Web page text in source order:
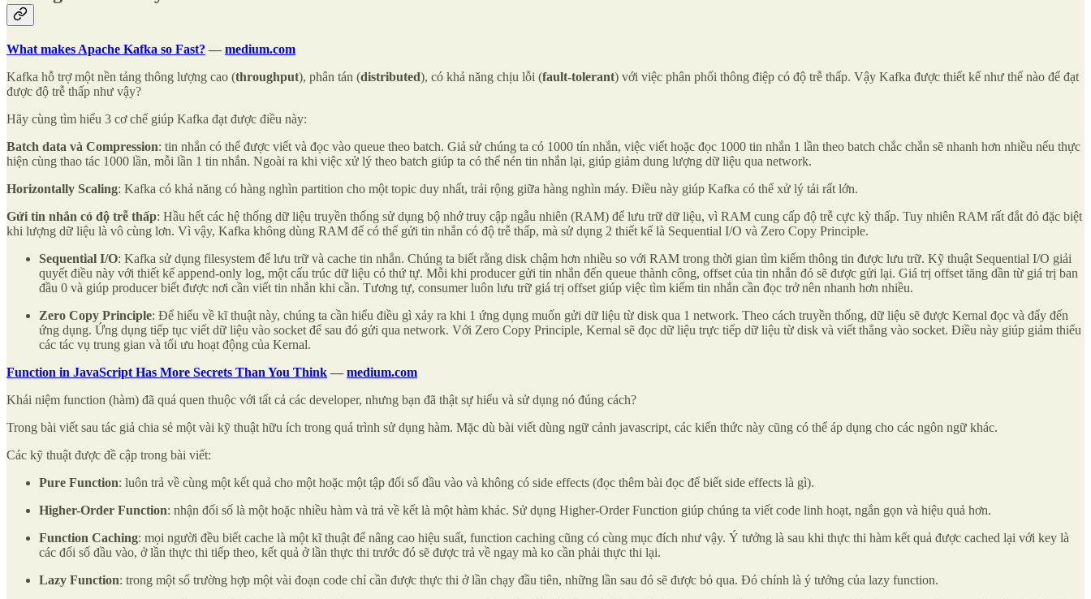
What makes Apache Kafka so Fast? — medium.com
Kafka hỗ trợ một nền tảng thông lượng cao (throughput), phân tán (distributed), có khả năng chịu lỗi (fault-tolerant) với việc phân phối thông điệp có độ trễ thấp. Vậy Kafka được thiết kế như thế nào để đạt
được độ trễ thấp như vậy?
Hãy cùng tìm hiểu 3 cơ chế giúp Kafka đạt được điều này:
Batch data và Compression: tin nhắn có thể được viết và đọc vào queue theo batch. Giả sử chúng ta có 1000 tín nhắn, việc viết hoặc đọc 1000 tin nhắn 1 lần theo batch chắc chắn sẽ nhanh hơn nhiều nếu thực
hiện cùng thao tác 1000 lần, mỗi lần 1 tin nhắn. Ngoài ra khi việc xử lý theo batch giúp ta có thể nén tin nhắn lại, giúp giảm dung lượng dữ liệu qua network.
Horizontally Scaling: Kafka có khả năng có hàng nghìn partition cho một topic duy nhất, trải rộng giữa hàng nghìn máy. Điều này giúp Kafka có thể xử lý tải rất lớn.
Gửi tin nhắn có độ trễ thấp: Hầu hết các hệ thống dữ liệu truyền thống sử dụng bộ nhớ truy cập ngẫu nhiên (RAM) để lưu trữ dữ liệu, vì RAM cung cấp độ trễ cực kỳ thấp. Tuy nhiên RAM rất đắt đỏ đặc biệt
khi lượng dữ liệu là vô cùng lơn. Vì vậy, Kafka không dùng RAM để có thể gửi tin nhắn có độ trễ thấp, mà sử dụng 2 thiết kế là Sequential I/O và Zero Copy Principle.
Sequential I/O: Kafka sử dụng filesystem để lưu trữ và cache tin nhắn. Chúng ta biết rằng disk chậm hơn nhiều so với RAM trong thời gian tìm kiếm thông tin được lưu trữ. Kỹ thuật Sequential I/O giải
quyết điều này với thiết kế append-only log, một cấu trúc dữ liệu có thứ tự. Mỗi khi producer gửi tin nhắn đến queue thành công, offset của tin nhắn đó sẽ được gửi lại. Giá trị offset tăng dần từ giá trị ban
đầu 0 và giúp producer biết được nơi cần viết tin nhắn khi cần. Tương tự, consumer luôn lưu trữ giá trị offset giúp việc tìm kiếm tin nhắn cần đọc trở nên nhanh hơn nhiều.
Zero Copy Principle: Để hiểu về kĩ thuật này, chúng ta cần hiểu điều gì xảy ra khi 1 ứng dụng muốn gửi dữ liệu từ disk qua 1 network. Theo cách truyền thống, dữ liệu sẽ được Kernal đọc và đẩy đến
ứng dụng. Ứng dụng tiếp tục viết dữ liệu vào socket để sau đó gửi qua network. Với Zero Copy Principle, Kernal sẽ đọc dữ liệu trực tiếp dữ liệu từ disk và viết thẳng vào socket. Điều này giúp giảm thiểu
các tác vụ trung gian và tối ưu hoạt động của Kernal.
Function in JavaScript Has More Secrets Than You Think — medium.com
Khái niệm function (hàm) đã quá quen thuộc với tất cả các developer, nhưng bạn đã thật sự hiểu và sử dụng nó đúng cách?
Trong bài viết sau tác giả chia sẻ một vài kỹ thuật hữu ích trong quá trình sử dụng hàm. Mặc dù bài viết dùng ngữ cảnh javascript, các kiến thức này cũng có thể áp dụng cho các ngôn ngữ khác.
Các kỹ thuật được đề cập trong bài viết:
Pure Function: luôn trả về cùng một kết quả cho một hoặc một tập đối số đầu vào và không có side effects (đọc thêm bài đọc để biết side effects là gì).
Higher-Order Function: nhận đối số là một hoặc nhiều hàm và trả về kết là một hàm khác. Sử dụng Higher-Order Function giúp chúng ta viết code linh hoạt, ngắn gọn và hiệu quả hơn.
Function Caching: mọi người đều biết cache là một kĩ thuật để nâng cao hiệu suất, function caching cũng có cùng mục đích như vậy. Ý tưởng là sau khi thực thi hàm kết quả được cached lại với key là
các đối số đầu vào, ở lần thực thi tiếp theo, kết quả ở lần thực thi trước đó sẽ được trả về ngay mà ko cần phải thực thi lại.
Lazy Function: trong một số trường hợp một vài đoạn code chỉ cần được thực thi ở lần chạy đầu tiên, những lần sau đó sẽ được bỏ qua. Đó chính là ý tưởng của lazy function.